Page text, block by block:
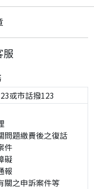
服
或市話撥123
問題繳費後之復話
件
礙
報
關之申訴案件等